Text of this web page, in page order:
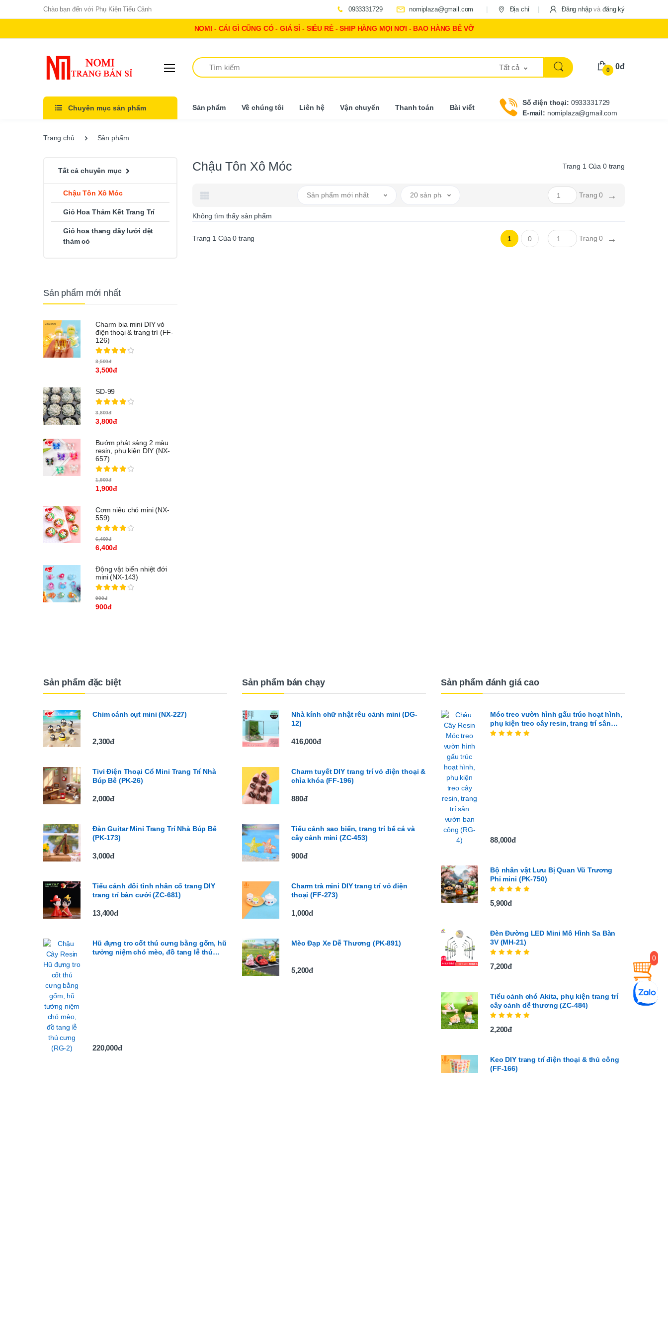
Chào bạn đến với Phụ Kiện Tiểu Cảnh 0933331729 nomiplaza@gmail.com Địa chỉ Đăng nhập và đăng ký
NOMI - CÁI GÌ CŨNG CÓ - GIÁ SỈ - SIÊU RẺ - SHIP HÀNG MỌI NƠI - BAO HÀNG BỂ VỠ
Tìm kiếm
Tất cả 0 0đ
Chuyên mục sản phẩm Sản phẩm Về chúng tôi Liên hệ Vận chuyển Thanh toán Bài viết
Số điện thoại: 0933331729
E-mail: nomiplaza@gmail.com
Trang chủ Sản phẩm
Tất cả chuyên mục
Chậu Tôn Xô Móc
Giỏ Hoa Thảm Kết Trang Trí
Giỏ hoa thang dây lưới dệt
thảm cỏ
Sản phẩm mới nhất
Charm bia mini DIY vỏ
điện thoại & trang trí (FF-
126)
3,500đ
3,500đ
SD-99
3,800đ
3,800đ
Bướm phát sáng 2 màu
resin, phụ kiện DIY (NX-
657)
1,900đ
1,900đ
Cơm niêu chó mini (NX-
559)
6,400đ
6,400đ
Động vật biển nhiệt đới
mini (NX-143)
900đ
900đ
Chậu Tôn Xô Móc Trang 1 Của 0trang
Sản phẩm mới nhất 20 sản phẩm Trang 0 →
Không tìm thấy sản phẩm
Trang 1 Của0 trang 1 0 Trang 0 →
Sản phẩm đặc biệt
Chim cánh cụt mini (NX-227)
2,300đ
Tivi Điện Thoại Cổ Mini Trang Trí Nhà
Búp Bê (PK-26)
2,000đ
Đàn Guitar Mini Trang Trí Nhà Búp Bê
(PK-173)
3,000đ
Tiểu cảnh đôi tình nhân cổ trang DIY
trang trí bàn cưới (ZC-681)
13,400đ
Hũ đựng tro cốt thú cưng bằng gốm, hũ
tưởng niệm chó mèo, đồ tang lễ thú
220,000đ
Sản phẩm bán chạy
Nhà kính chữ nhật rêu cảnh mini (DG-
12)
416,000đ
Charm tuyết DIY trang trí vỏ điện thoại &
chìa khóa (FF-196)
880đ
Tiểu cảnh sao biển, trang trí bể cá và
cây cảnh mini (ZC-453)
900đ
Charm trà mini DIY trang trí vỏ điện
thoại (FF-273)
1,000đ
Mèo Đạp Xe Dễ Thương (PK-891)
5,200đ
Sản phẩm đánh giá cao
Móc treo vườn hình gấu trúc hoạt hình,
phụ kiện treo cây resin, trang trí sân
vườn ban công (RG-4)
88,000đ
Bộ nhân vật Lưu Bị Quan Vũ Trương
Phi mini (PK-750)
5,900đ
Đèn Đường LED Mini Mô Hình Sa Bàn
3V (MH-21)
7,200đ
Tiểu cảnh chó Akita, phụ kiện trang trí
cây cảnh dễ thương (ZC-484)
2,200đ
Keo DIY trang trí điện thoại & thủ công
(FF-166)
0